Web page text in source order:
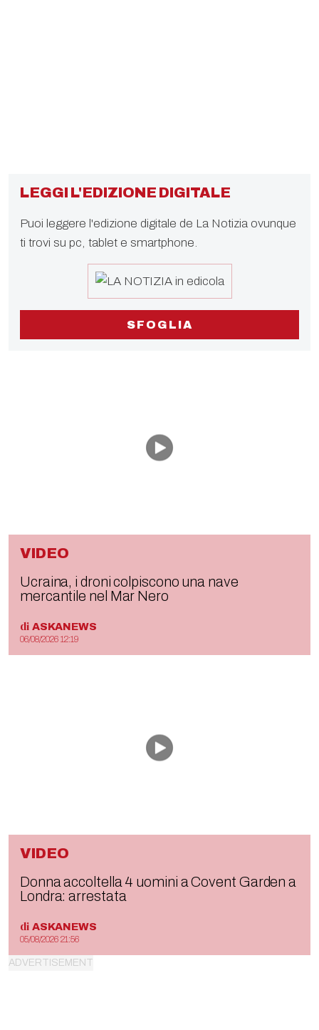
LEGGI L'EDIZIONE DIGITALE
Puoi leggere l'edizione digitale de La Notizia ovunque
ti trovi su pc, tablet e smartphone.
SFOGLIA
VIDEO
Ucraina, i droni colpiscono una nave
mercantile nel Mar Nero
di ASKANEWS
06/08/2026 12:19
VIDEO
Donna accoltella 4 uomini a Covent Garden a
Londra: arrestata
di ASKANEWS
05/08/2026 21:56